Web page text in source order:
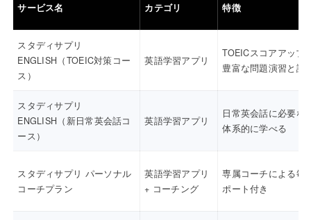
サービス名 カテゴリ 特徴
スタディサプリ
ENGLISH（TOEIC対策コー
ス）
英語学習アプリ
TOEICスコアアップ
豊富な問題演習と講
スタディサプリ
ENGLISH（新日常英会話コ
ース）
英語学習アプリ
日常英会話に必要な
体系的に学べる
スタディサプリ パーソナル
コーチプラン
英語学習アプリ
+ コーチング
専属コーチによる毎
ポート付き